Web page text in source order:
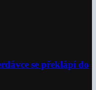
se překlápí do